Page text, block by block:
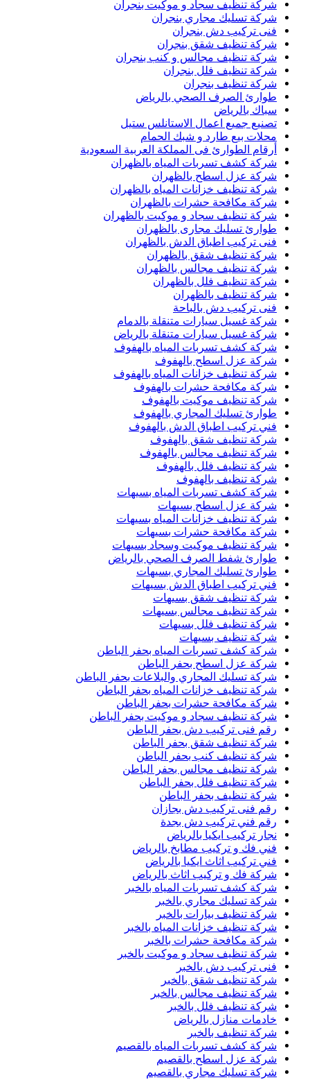
شركة تنظيف سجاد و موكيت بنجران
شركة تسليك مجاري بنجران
فنى تركيب دش بنجران
شركة تنظيف شقق بنجران
شركة تنظيف مجالس و كنب بنجران
شركة تنظيف فلل بنجران
شركة تنظيف بنجران
طوارئ الصرف الصحي بالرياض
سباك بالرياض
تصنيع جميع اعمال الاستانلس ستيل
محلات بيع طارد و شبك الحمام
أرقام الطوارئ فى المملكة العربية السعودية
شركة كشف تسربات المياه بالظهران
شركة عزل اسطح بالظهران
شركة تنظيف خزانات المياه بالظهران
شركة مكافحة حشرات بالظهران
شركة تنظيف سجاد و موكيت بالظهران
طوارئ تسليك مجارى بالظهران
فنى تركيب اطباق الدش بالظهران
شركة تنظيف شقق بالظهران
شركة تنظيف مجالس بالظهران
شركة تنظيف فلل بالظهران
شركة تنظيف بالظهران
فنى تركيب دش بالباحة
شركة غسيل سيارات متنقلة بالدمام
شركة غسيل سيارات متنقلة بالرياض
شركة كشف تسربات المياه بالهفوف
شركة عزل اسطح بالهفوف
شركة تنظيف خزانات المياه بالهفوف
شركة مكافحة حشرات بالهفوف
شركة تنظيف موكيت بالهفوف
طوارئ تسليك المجاري بالهفوف
فني تركيب اطباق الدش بالهفوف
شركة تنظيف شقق بالهفوف
شركة تنظيف مجالس بالهفوف
شركة تنظيف فلل بالهفوف
شركة تنظيف بالهفوف
شركة كشف تسربات المياه بسيهات
شركة عزل اسطح بسيهات
شركة تنظيف خزانات المياه بسيهات
شركة مكافحة حشرات بسيهات
شركة تنظيف موكيت وسجاد بسيهات
طوارئ شفط الصرف الصحي بالرياض
طوارئ تسليك المجاري بسيهات
فني تركيب اطباق الدش بسيهات
شركة تنظيف شقق بسيهات
شركة تنظيف مجالس بسيهات
شركة تنظيف فلل بسيهات
شركة تنظيف بسيهات
شركة كشف تسربات المياه بحفر الباطن
شركة عزل اسطح بحفر الباطن
شركة تسليك المجاري والبلاعات بحفر الباطن
شركة تنظيف خزانات المياه بحفر الباطن
شركة مكافحة حشرات بحفر الباطن
شركة تنظيف سجاد و موكيت بحفر الباطن
رقم فنى تركيب دش بحفر الباطن
شركة تنظيف شقق بحفر الباطن
شركة تنظيف كنب بحفر الباطن
شركة تنظيف مجالس بحفر الباطن
شركة تنظيف فلل بحفر الباطن
شركة تنظيف بحفر الباطن
رقم فنى تركيب دش بجازان
رقم فني تركيب دش بجدة
نجار تركيب ايكيا بالرياض
فني فك و تركيب مطابخ بالرياض
فني تركيب اثاث ايكيا بالرياض
شركة فك و تركيب اثاث بالرياض
شركة كشف تسربات المياه بالخبر
شركة تسليك مجاري بالخبر
شركة تنظيف بيارات بالخبر
شركة تنظيف خزانات المياه بالخبر
شركة مكافحة حشرات بالخبر
شركة تنظيف سجاد و موكيت بالخبر
فنى تركيب دش بالخبر
شركة تنظيف شقق بالخبر
شركة تنظيف مجالس بالخبر
شركة تنظيف فلل بالخبر
خادمات منازل بالرياض
شركة تنظيف بالخبر
شركة كشف تسربات المياه بالقصيم
شركة عزل اسطح بالقصيم
شركة تسليك مجاري بالقصيم